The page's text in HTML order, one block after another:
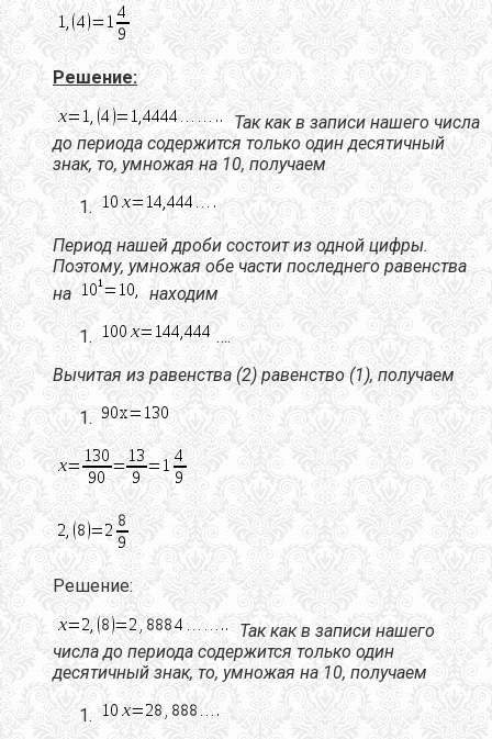
Решение:
Так как в записи нашего числа
до периода содержится только один десятичный
знак, то, умножая на 10, получаем
Период нашей дроби состоит из одной цифры.
Поэтому, умножая обе части последнего равенства
на
находим
….
Вычитая из равенства (2) равенство (1), получаем
Решение:
Так как в записи нашего
числа до периода содержится только один
десятичный знак, то, умножая на 10, получаем